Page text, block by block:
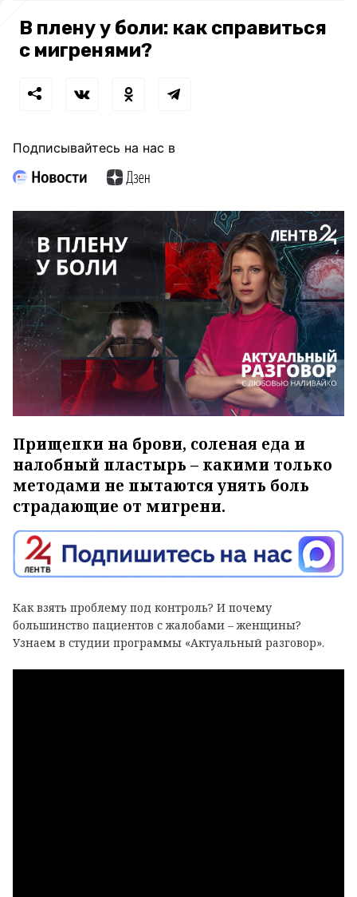
В плену у боли: как справиться
с мигренями?
Подписывайтесь на нас в
Прищепки на брови, соленая еда и
налобный пластырь – какими только
методами не пытаются унять боль
страдающие от мигрени.
Как взять проблему под контроль? И почему
большинство пациентов с жалобами – женщины?
Узнаем в студии программы «Актуальный разговор».